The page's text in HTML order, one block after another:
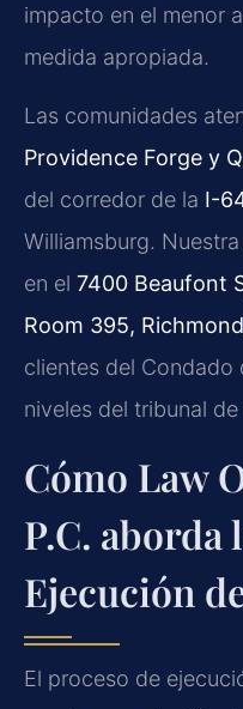
impacto en el menor
medida apropiada.
Las comunidades
Providence Forge y
del corredor de la I-
Williamsburg.
en el 7400 Beaufont
Room 395,
clientes del Condado
niveles del tribunal de
Cómo Law
P.C. aborda
Ejecución
El proceso de